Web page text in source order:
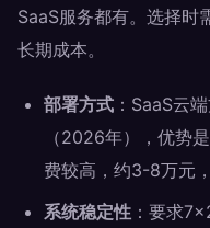
SaaS服务都有。选择时
长期成本。
部署方式 ：SaaS云
（2026年），优势
费较高，约3-8万元
系统稳定性 ：要求